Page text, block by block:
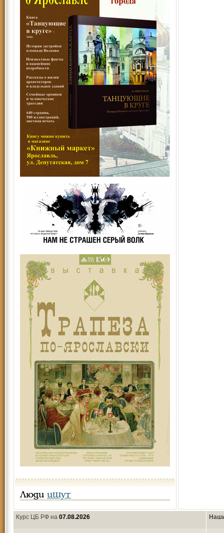
Люди ищут
Курс ЦБ РФ на 07.08.2026